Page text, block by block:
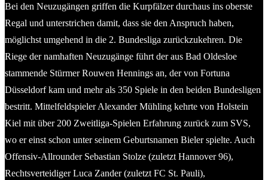
Bei den Neuzugängen griffen die Kurpfälzer durchaus ins oberste
Regal und unterstrichen damit, dass sie den Anspruch haben,
möglichst umgehend in die 2. Bundesliga zurückzukehren. Die
Riege der namhaften Neuzugänge führt der aus Bad Oldesloe
stammende Stürmer Rouwen Hennings an, der von Fortuna
Düsseldorf kam und mehr als 350 Spiele in den beiden Bundesligen
bestritt. Mittelfeldspieler Alexander Mühling kehrte von Holstein
Kiel mit über 200 Zweitliga-Spielen Erfahrung zurück zum SVS,
wo er einst schon unter seinem Geburtsnamen Bieler spielte. Auch
Offensiv-Allrounder Sebastian Stolze (zuletzt Hannover 96),
Rechtsverteidiger Luca Zander (zuletzt FC St. Pauli),